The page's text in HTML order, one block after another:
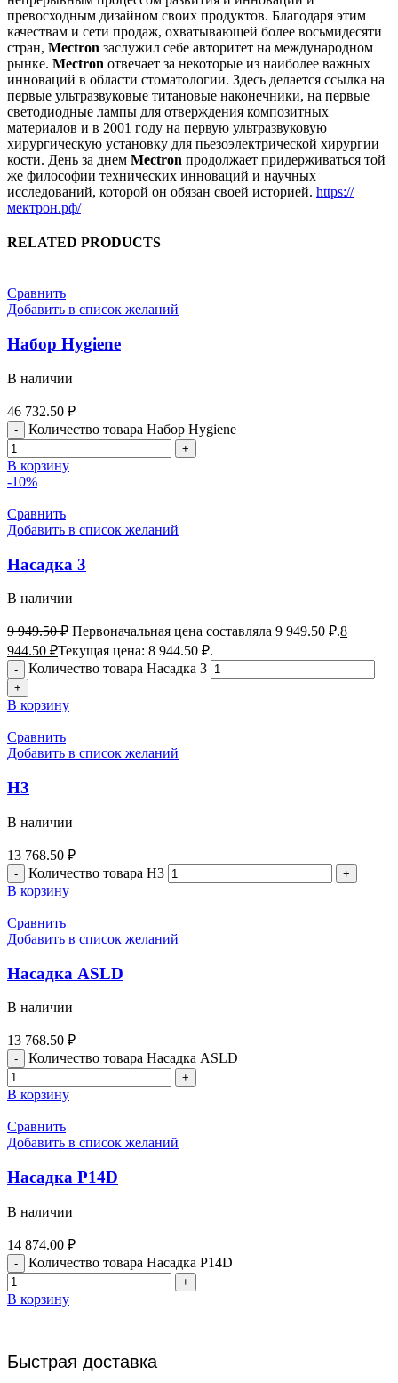
превосходным дизайном своих продуктов. Благодаря этим
качествам и сети продаж, охватывающей более восьмидесяти
стран, Mectron заслужил себе авторитет на международном
рынке. Mectron отвечает за некоторые из наиболее важных
инноваций в области стоматологии. Здесь делается ссылка на
первые ультразвуковые титановые наконечники, на первые
светодиодные лампы для отверждения композитных
материалов и в 2001 году на первую ультразвуковую
хирургическую установку для пьезоэлектрической хирургии
кости. День за днем Mectron продолжает придерживаться той
же философии технических инноваций и научных
исследований, которой он обязан своей историей. https://
мектрон.рф/
RELATED PRODUCTS
Сравнить
Добавить в список желаний
Набор Hygiene
В наличии
46 732.50 ₽
Количество товара Набор Hygiene
В корзину
-10%
Сравнить
Добавить в список желаний
Насадка 3
В наличии
9 949.50₽ Первоначальная цена составляла 9 949.50 ₽.8
944.50 ₽Текущая цена: 8 944.50 ₽.
Количество товара Насадка 3
В корзину
Сравнить
Добавить в список желаний
H3
В наличии
13 768.50 ₽
Количество товара H3
В корзину
Сравнить
Добавить в список желаний
Насадка ASLD
В наличии
13 768.50 ₽
Количество товара Насадка ASLD
В корзину
Сравнить
Добавить в список желаний
Насадка P14D
В наличии
14 874.00 ₽
Количество товара Насадка P14D
В корзину
Быстрая доставка